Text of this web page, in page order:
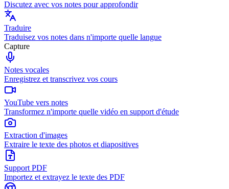
Discutez avec vos notes pour approfondir
Traduire
Traduisez vos notes dans n'importe quelle langue
Capture
Notes vocales
Enregistrez et transcrivez vos cours
YouTube vers notes
Transformez n'importe quelle vidéo en support d'étude
Extraction d'images
Extraire le texte des photos et diapositives
Support PDF
Importez et extrayez le texte des PDF